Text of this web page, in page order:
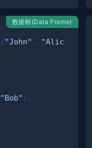
数据框(Data Frame)
( "John" ,
"Alic
"Bob" ) ,